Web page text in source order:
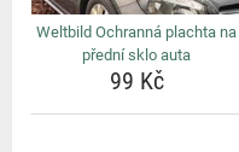
Weltbild Ochranná plachta na
přední sklo auta
99 Kč